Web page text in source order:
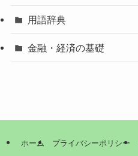
用語辞典
金融・経済の基礎
ホーム プライバシーポリシー